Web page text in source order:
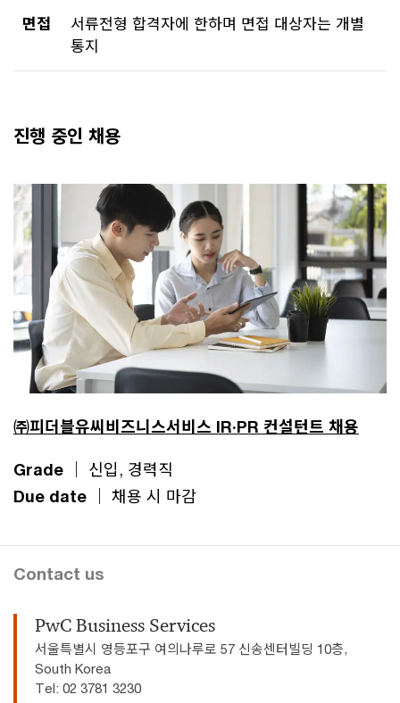
면접
서류전형 합격자에 한하며 면접 대상자는 개별
통지
진행 중인 채용
㈜피더블유씨비즈니스서비스 IR·PR 컨설턴트 채용
Grade ｜
신입, 경력직
Due date ｜
채용 시 마감
Contact us
PwC Business Services
서울특별시 영등포구 여의나루로 57 신송센터빌딩 10층,
South Korea
Tel: 02 3781 3230